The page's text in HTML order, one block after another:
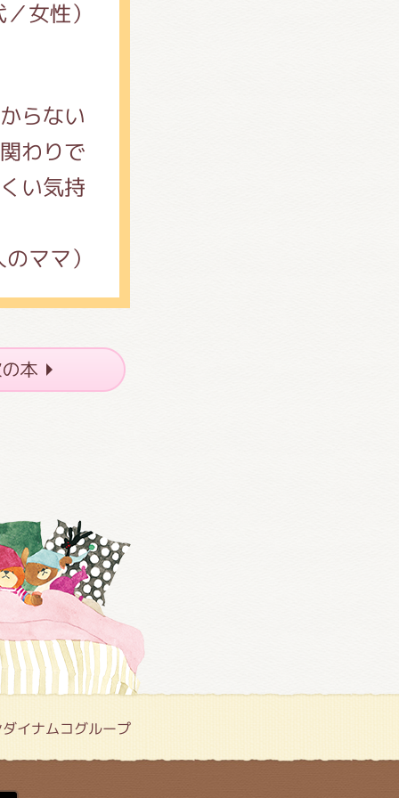
女性）
らない
わりで
い気持
ママ）
イナムコグループ